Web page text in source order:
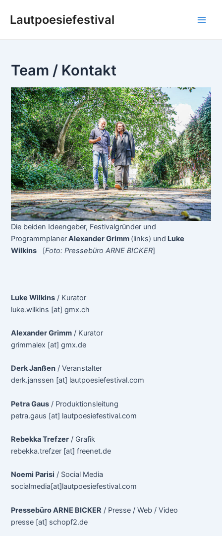
InhaltLautpoesiefestival
Team / Kontakt
Die beiden Ideengeber, Festivalgründer und
ProgrammplanerAlexander Grimm (links) und Luke
Wilkins [Foto: Pressebüro ARNE BICKER]
Luke Wilkins / Kurator
luke.wilkins [at] gmx.ch
Alexander Grimm / Kurator
grimmalex [at] gmx.de
Derk Janßen / Veranstalter
derk.janssen [at] lautpoesiefestival.com
Petra Gaus / Produktionsleitung
petra.gaus [at] lautpoesiefestival.com
Rebekka Trefzer / Grafik
rebekka.trefzer [at] freenet.de
Noemi Parisi / Social Media
socialmedia[at]lautpoesiefestival.com
Pressebüro ARNE BICKER / Presse / Web / Video
presse [at] schopf2.de